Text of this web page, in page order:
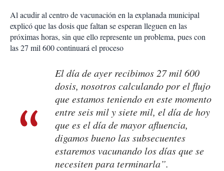
Al acudir al centro de vacunación en la explanada municipal
explicó que las dosis que faltan se esperan lleguen en las
próximas horas, sin que ello represente un problema, pues con
las 27 mil 600 continuará el proceso
El día de ayer recibimos 27 mil 600
dosis, nosotros calculando por el flujo
que estamos teniendo en este momento
entre seis mil y siete mil, el día de hoy
que es el día de mayor afluencia,
digamos bueno las subsecuentes
estaremos vacunando los días que se
necesiten para terminarla”.